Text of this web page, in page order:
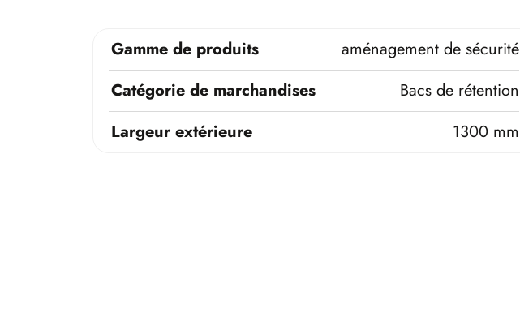
Gamme de produits
aménagement de sécurité
Catégorie de marchandises
Bacs de rétention
Largeur extérieure
1300 mm